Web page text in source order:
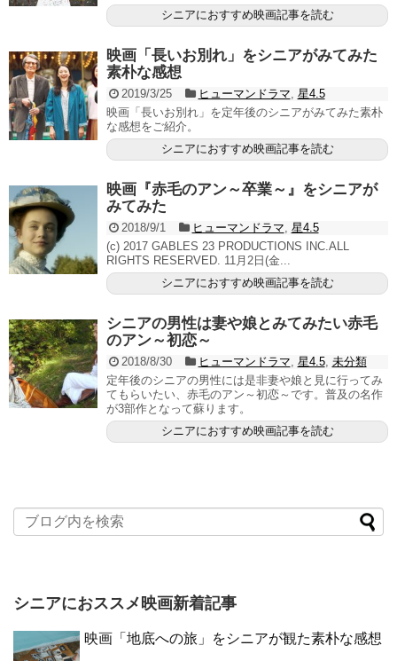
シニアにおすすめ映画記事を読む
映画「長いお別れ」をシニアがみてみた
素朴な感想
2019/3/25 ヒューマンドラマ, 星4.5
映画「長いお別れ」を定年後のシニアがみてみた素朴
な感想をご紹介。
シニアにおすすめ映画記事を読む
映画『赤毛のアン～卒業～』をシニアが
みてみた
2018/9/1 ヒューマンドラマ, 星4.5
(c) 2017 GABLES 23 PRODUCTIONS INC.ALL
RIGHTS RESERVED. 11月2日(金...
シニアにおすすめ映画記事を読む
シニアの男性は妻や娘とみてみたい赤毛
のアン～初恋～
2018/8/30 ヒューマンドラマ, 星4.5, 未分類
定年後のシニアの男性には是非妻や娘と見に行ってみ
てもらいたい、赤毛のアン～初恋～です。普及の名作
が3部作となって蘇ります。
シニアにおすすめ映画記事を読む
シニアにおススメ映画新着記事
映画「地底への旅」をシニアが観た素朴な感想